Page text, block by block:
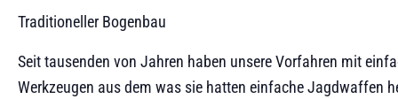
Traditioneller Bogenbau
Seit tausenden von Jahren haben unsere Vorfahren mit
Werkzeugen aus dem was sie hatten einfache Jagdwaffen